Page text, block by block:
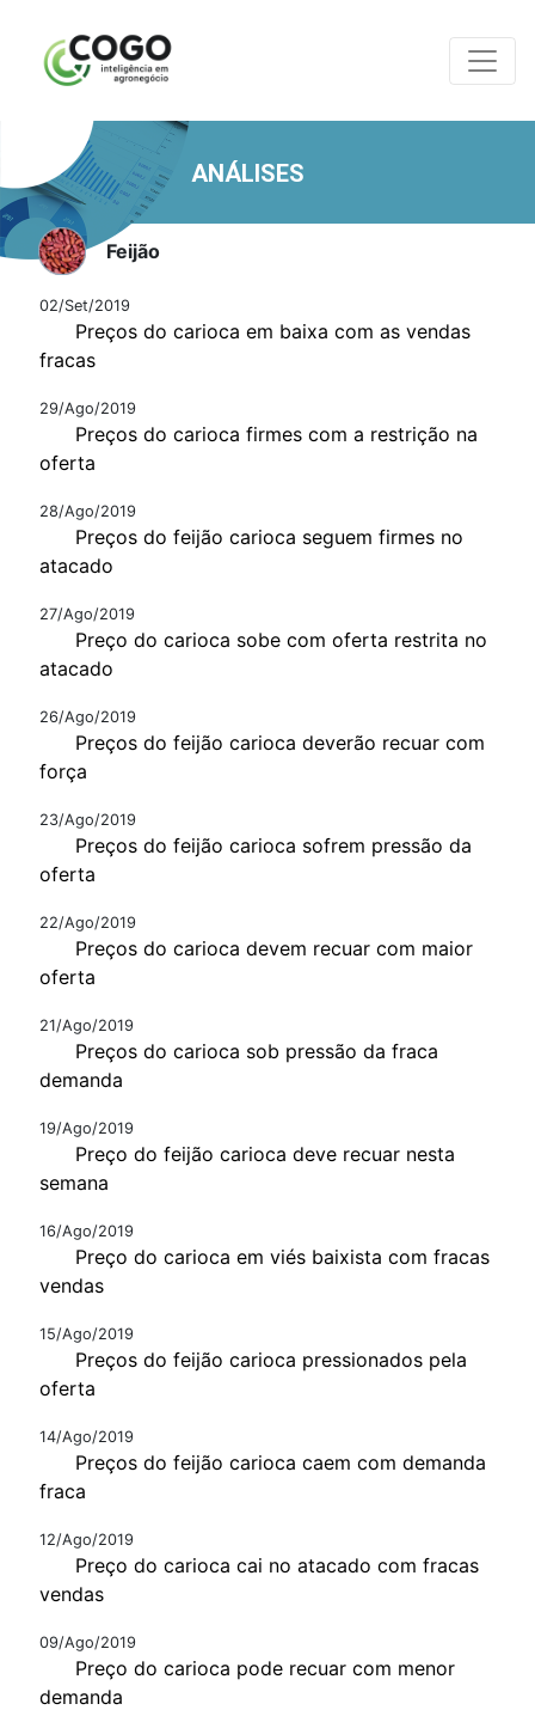
ANÁLISES
Feijão
02/Set/2019
Preços do carioca em baixa com as vendas
fracas
29/Ago/2019
Preços do carioca firmes com a restrição na
oferta
28/Ago/2019
Preços do feijão carioca seguem firmes no
atacado
27/Ago/2019
Preço do carioca sobe com oferta restrita no
atacado
26/Ago/2019
Preços do feijão carioca deverão recuar com
força
23/Ago/2019
Preços do feijão carioca sofrem pressão da
oferta
22/Ago/2019
Preços do carioca devem recuar com maior
oferta
21/Ago/2019
Preços do carioca sob pressão da fraca
demanda
19/Ago/2019
Preço do feijão carioca deve recuar nesta
semana
16/Ago/2019
Preço do carioca em viés baixista com fracas
vendas
15/Ago/2019
Preços do feijão carioca pressionados pela
oferta
14/Ago/2019
Preços do feijão carioca caem com demanda
fraca
12/Ago/2019
Preço do carioca cai no atacado com fracas
vendas
09/Ago/2019
Preço do carioca pode recuar com menor
demanda